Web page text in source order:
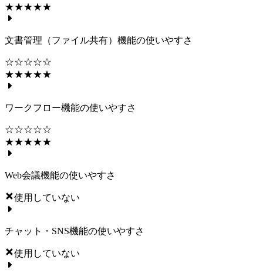
★★★★★
文書管理（ファイル共有）機能の使いやすさ
☆☆☆☆☆
★★★★★
ワークフロー機能の使いやすさ
☆☆☆☆☆
★★★★★
Web会議機能の使いやすさ
使用していない
チャット・SNS機能の使いやすさ
使用していない